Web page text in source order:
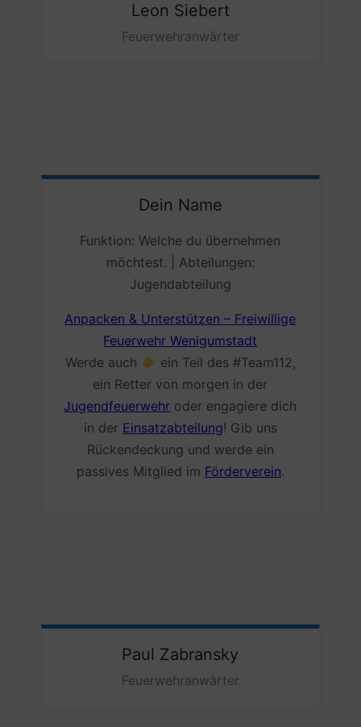
Leon Siebert
Feuerwehranwärter
Dein Name
Funktion: Welche du übernehmen
möchtest. | Abteilungen:
Jugendabteilung
Anpacken & Unterstützen – Freiwillige
Feuerwehr Wenigumstadt
Werde auch
ein Teil des #Team112,
ein Retter von morgen in der
Jugendfeuerwehr oder engagiere dich
in der Einsatzabteilung! Gib uns
Rückendeckung und werde ein
passives Mitglied im Förderverein.
Paul Zabransky
Feuerwehranwärter